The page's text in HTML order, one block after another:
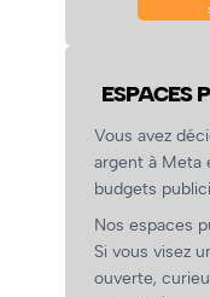
ESPACES
Vous avez
argent à Meta
budgets
Nos espaces
Si vous visez
ouverte,